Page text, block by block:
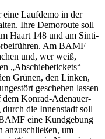
Laufdemo in der
Ihre Demoroute soll
Haart 148 und am Sinti-
Am BAMF
und, wer weiß,
„Abschiebetickets“
Grünen, den Linken,
geschehen lassen
Konrad-Adenauer-
die Innenstadt soll
eine Kundgebung
anzuschließen, um